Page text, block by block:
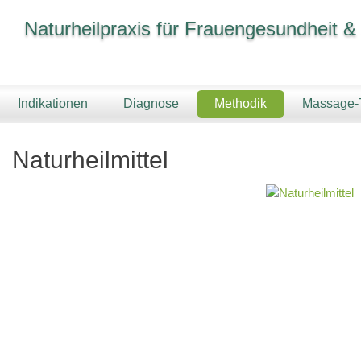
Naturheilpraxis für Frauengesundheit
Indikationen Diagnose Methodik
Naturheilmittel